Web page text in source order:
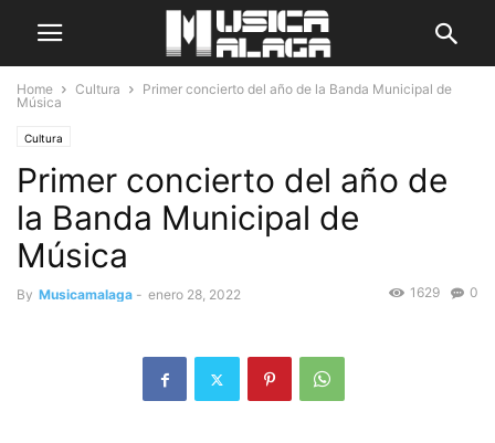
Home Cultura
Primer concierto del año de la Banda Municipal de
Música
Cultura
Primer concierto del año de
la Banda Municipal de
Música
By Musicamalaga - enero 28, 2022 0
1629